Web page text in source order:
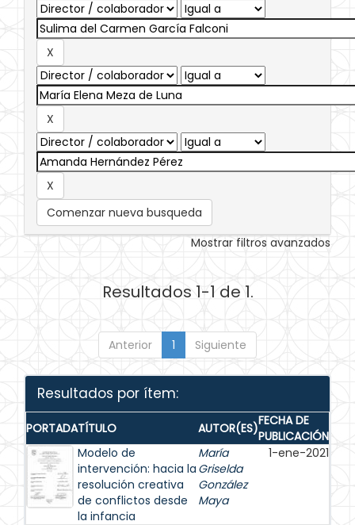
Comenzar nueva busqueda
Mostrar filtros avanzados
Resultados 1-1 de 1.
Anterior 1 Siguiente
Resultados por ítem:
PORTADATÍTULO AUTOR(ES)FECHA DE
PUBLICACIÓN
Modelo de
intervención: hacia la
resolución creativa
de conflictos desde
la infancia
María
Griselda
González
Maya
1-ene-2021